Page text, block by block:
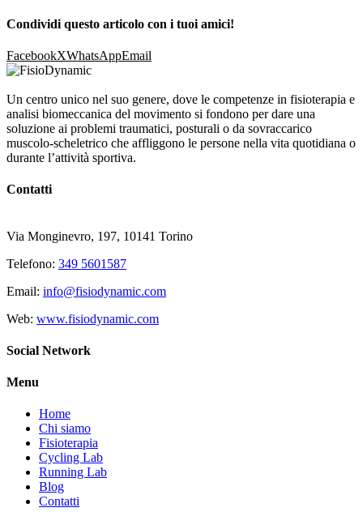
Condividi questo articolo con i tuoi amici!
FacebookXWhatsAppEmail
Un centro unico nel suo genere, dove le competenze in fisioterapia e
analisi biomeccanica del movimento si fondono per dare una
soluzione ai problemi traumatici, posturali o da sovraccarico
muscolo-scheletrico che affliggono le persone nella vita quotidiana o
durante l’attività sportiva.
Contatti
Via Monginevro, 197, 10141 Torino
Telefono: 349 5601587
Email: info@fisiodynamic.com
Web: www.fisiodynamic.com
Social Network
Menu
Home
Chi siamo
Fisioterapia
Cycling Lab
Running Lab
Blog
Contatti